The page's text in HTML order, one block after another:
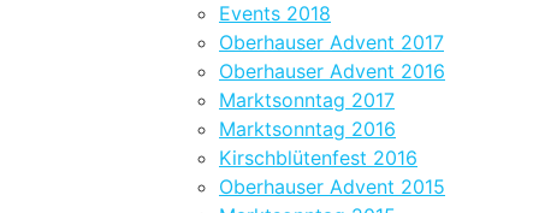
Events 2018
Oberhauser Advent 2017
Oberhauser Advent 2016
Marktsonntag 2017
Marktsonntag 2016
Kirschblütenfest 2016
Oberhauser Advent 2015